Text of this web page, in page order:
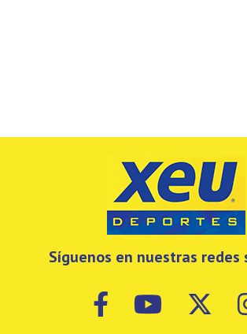
Síguenos en nuestras redes